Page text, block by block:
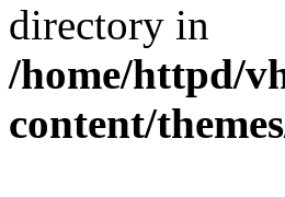
directory in
/home/httpd/
content/